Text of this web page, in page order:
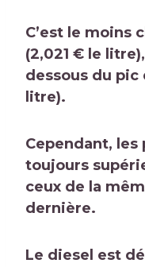
C’est le moins
(2,021 € le
dessous du pic
litre).
Cependant,
toujours
ceux de la
dernière.
Le diesel est